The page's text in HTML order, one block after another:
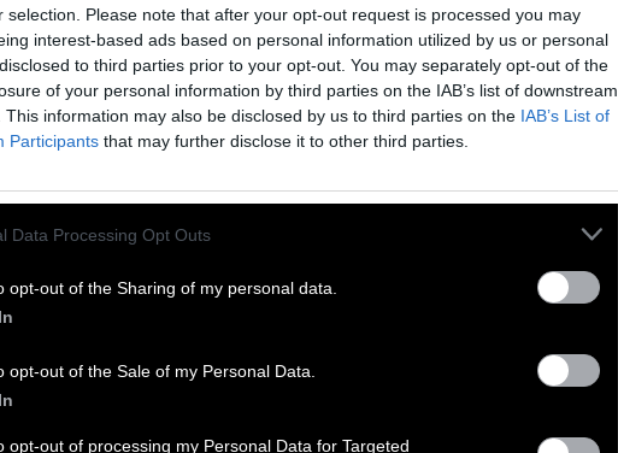
selection. Please note that after your opt-out request is processed you may
interest-based ads based on personal information utilized by us or personal
to third parties prior to your opt-out. You may separately opt-out of the
of your personal information by third parties on the IAB’s list of downstream
This information may also be disclosed by us to third parties on the IAB’s List of
Participants that may further disclose it to other third parties.
Data Processing Opt Outs
opt-out of the Sharing of my personal data.
opt-out of the Sale of my Personal Data.
opt-out of processing my Personal Data for Targeted
Pound :
stattfindet
Cowboys: